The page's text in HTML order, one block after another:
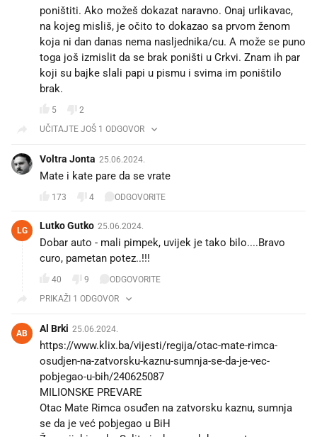
poništiti. Ako možeš dokazat naravno. Onaj urlikavac,
na kojeg misliš, je očito to dokazao sa prvom ženom
koja ni dan danas nema nasljednika/cu. A može se puno
toga još izmislit da se brak poništi u Crkvi. Znam ih par
koji su bajke slali papi u pismu i svima im poništilo
brak.
5
2
UČITAJTE JOŠ 1 ODGOVOR
Voltra Jonta 25.06.2024.
Mate i kate pare da se vrate
173 4 ODGOVORITE
LG Lutko Gutko 25.06.2024.
Dobar auto - mali pimpek, uvijek je tako bilo....Bravo
curo, pametan potez..!!!
40 9
ODGOVORITE
PRIKAŽI 1 ODGOVOR
AB Al Brki 25.06.2024.
https://www.klix.ba/vijesti/regija/otac-mate-rimca-
osudjen-na-zatvorsku-kaznu-sumnja-se-da-je-vec-
pobjegao-u-bih/240625087
MILIONSKE PREVARE
Otac Mate Rimca osuđen na zatvorsku kaznu, sumnja
se da je već pobjegao u BiH